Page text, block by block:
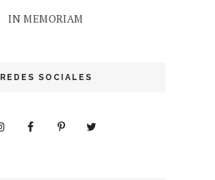
IN MEMORIAM
REDES SOCIALES